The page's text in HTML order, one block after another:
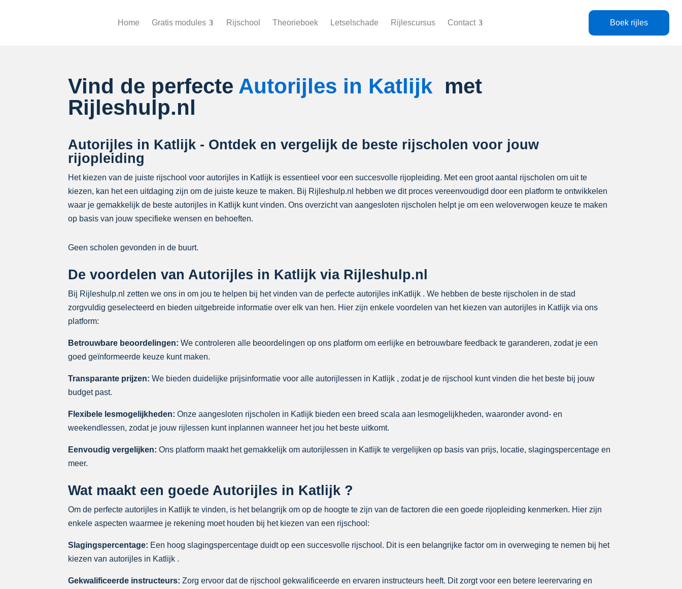
Home Gratis modules Rijschool Theorieboek Letselschade Rijlescursus Contact Boek rijles
Vind de perfecte Autorijles in Katlijk met
Rijleshulp.nl
Autorijles in Katlijk - Ontdek en vergelijk de beste rijscholen voor jouw
rijopleiding
Het kiezen van de juiste rijschool voor autorijles in Katlijk is essentieel voor een succesvolle rijopleiding. Met een groot aantal rijscholen om uit te
kiezen, kan het een uitdaging zijn om de juiste keuze te maken. Bij Rijleshulp.nl hebben we dit proces vereenvoudigd door een platform te ontwikkelen
waar je gemakkelijk de beste autorijles in Katlijk kunt vinden. Ons overzicht van aangesloten rijscholen helpt je om een weloverwogen keuze te maken
op basis van jouw specifieke wensen en behoeften.
Geen scholen gevonden in de buurt.
De voordelen van Autorijles in Katlijk via Rijleshulp.nl
Bij Rijleshulp.nl zetten we ons in om jou te helpen bij het vinden van de perfecte autorijles inKatlijk . We hebben de beste rijscholen in de stad
zorgvuldig geselecteerd en bieden uitgebreide informatie over elk van hen. Hier zijn enkele voordelen van het kiezen van autorijles in Katlijk via ons
platform:
Betrouwbare beoordelingen: We controleren alle beoordelingen op ons platform om eerlijke en betrouwbare feedback te garanderen, zodat je een
goed geïnformeerde keuze kunt maken.
Transparante prijzen: We bieden duidelijke prijsinformatie voor alle autorijlessen in Katlijk , zodat je de rijschool kunt vinden die het beste bij jouw
budget past.
Flexibele lesmogelijkheden: Onze aangesloten rijscholen in Katlijk bieden een breed scala aan lesmogelijkheden, waaronder avond- en
weekendlessen, zodat je jouw rijlessen kunt inplannen wanneer het jou het beste uitkomt.
Eenvoudig vergelijken: Ons platform maakt het gemakkelijk om autorijlessen in Katlijk te vergelijken op basis van prijs, locatie, slagingspercentage en
meer.
Wat maakt een goede Autorijles in Katlijk ?
Om de perfecte autorijles in Katlijk te vinden, is het belangrijk om op de hoogte te zijn van de factoren die een goede rijopleiding kenmerken. Hier zijn
enkele aspecten waarmee je rekening moet houden bij het kiezen van een rijschool:
Slagingspercentage: Een hoog slagingspercentage duidt op een succesvolle rijschool. Dit is een belangrijke factor om in overweging te nemen bij het
kiezen van autorijles in Katlijk .
Gekwalificeerde instructeurs: Zorg ervoor dat de rijschool gekwalificeerde en ervaren instructeurs heeft. Dit zorgt voor een betere leerervaring en